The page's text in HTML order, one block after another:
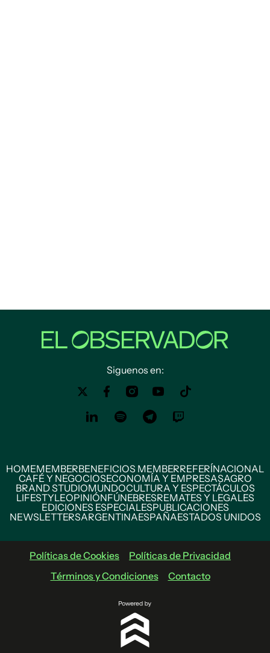
Siguenos en:
HOMEMEMBERBENEFICIOS MEMBERREFERÍNACIONAL
CAFÉ Y NEGOCIOSECONOMÍA Y EMPRESASAGRO
BRAND STUDIOMUNDOCULTURA Y ESPECTÁCULOS
LIFESTYLEOPINIÓNFÚNEBRESREMATES Y LEGALES
EDICIONES ESPECIALESPUBLICACIONES
NEWSLETTERSARGENTINAESPAÑAESTADOS UNIDOS
Políticas de Cookies
Políticas de Privacidad
Términos y Condiciones
Contacto